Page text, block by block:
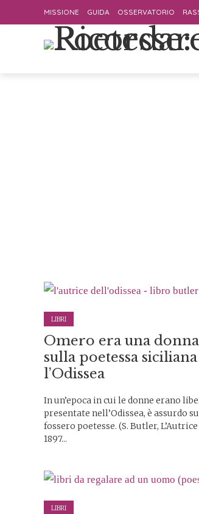
MISSIONE GUIDA OSSERVATORIO
LIBRI
Omero era una
sulla poetessa
l’Odissea
In un’epoca in cui le donne erano
presentate nell’Odissea, è assurdo
fossero poetesse. (S. Butler,
1897...
LIBRI